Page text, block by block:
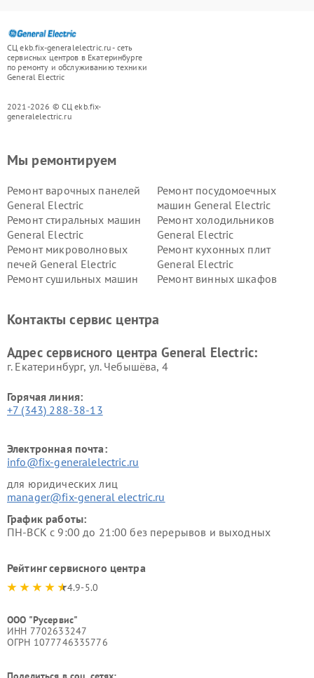
СЦ ekb.fix-generalelectric.ru - сеть
сервисных центров в Екатеринбурге
по ремонту и обслуживанию техники
General Electric
2021-2026 © СЦ ekb.fix-
generalelectric.ru
Мы ремонтируем
Ремонт варочных панелей
General Electric
Ремонт посудомоечных
машин General Electric
Ремонт стиральных машин
General Electric
Ремонт холодильников
General Electric
Ремонт микроволновых
печей General Electric
Ремонт кухонных плит
General Electric
Ремонт сушильных машин
Ремонт винных шкафов
Electric
General Electric
Контакты сервис центра
Адрес сервисного центра General Electric:
г. Екатеринбург, ул. Чебышёва, 4
Горячая линия:
+7 (343) 288-38-13
Электронная почта:
info@fix-generalelectric.ru
для юридических лиц
manager@fix-general electric.ru
График работы:
ПН-ВСК с 9:00 до 21:00 без перерывов и выходных
Рейтинг сервисного центра
4.9-5.0
ООО "Русервис"
ИНН 7702633247
ОГРН 1077746335776